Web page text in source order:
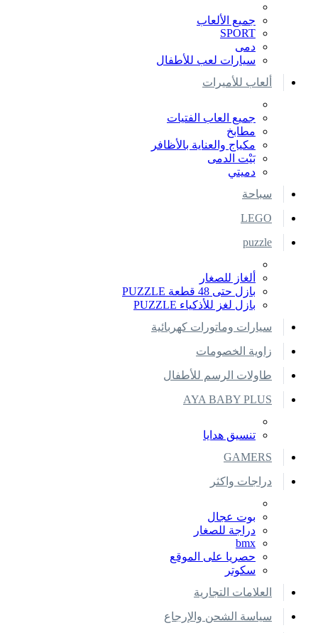
جميع الألعاب
SPORT
دمى
سيارات لعب للأطفال
ألعاب للأميرات
جميع العاب الفتيات
مطابخ
مكياج والعناية بالأظافر
بَيْت الدمى
دميتي
سباحة
LEGO
puzzle
ألغاز للصغار
بازل حتى 48 قطعة PUZZLE
بازل لغز للأذكياء PUZZLE
سيارات وماتورات كهربائية
زاوية الخصومات
طاولات الرسم للأطفال
AYA BABY PLUS
تنسيق هدايا
GAMERS
دراجات واكثر
بوت عجال
دراجة للصغار
bmx
حصريا على الموقع
سكوتر
العلامات التجارية
سياسة الشحن والإرجاع